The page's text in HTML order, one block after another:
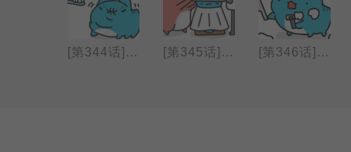
[第344话] 牙刷 [第345话] 烫卷发 [第346话] 刮胡子